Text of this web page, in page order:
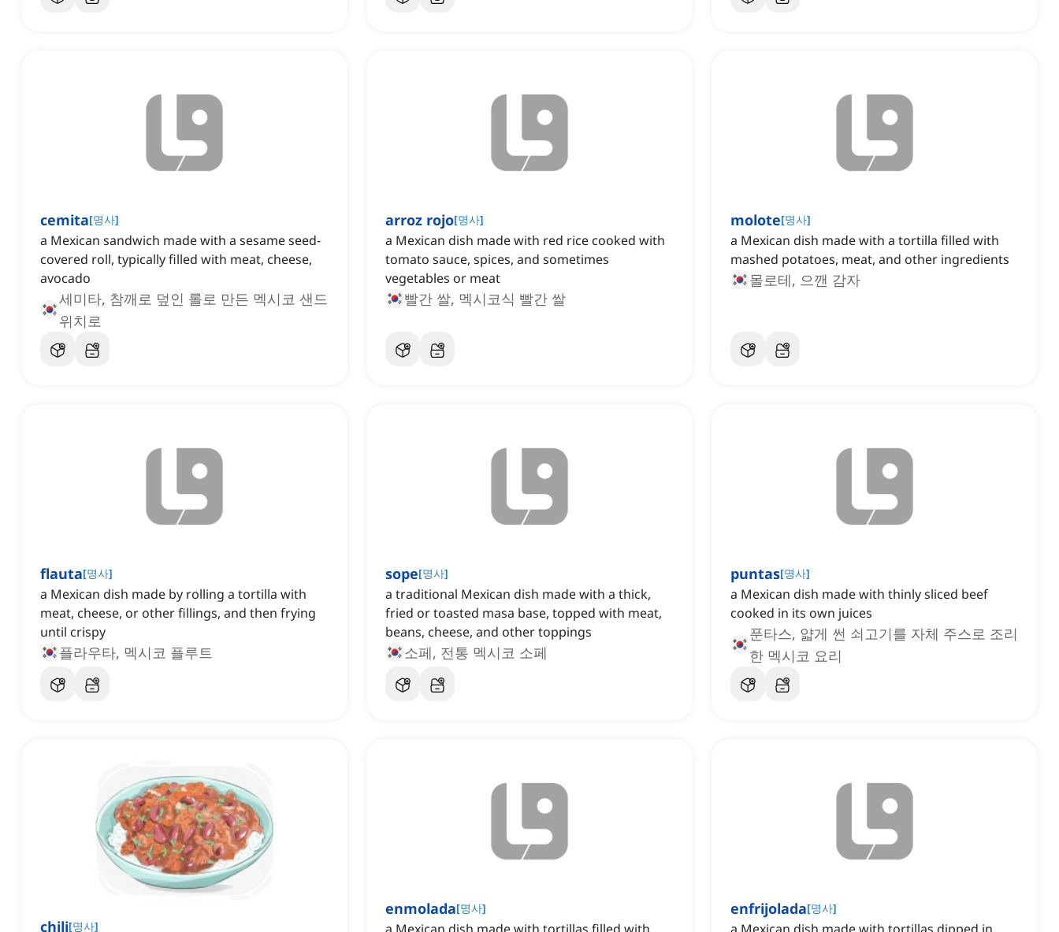
cemita[명사]
a Mexican sandwich made with a sesame seed-
covered roll, typically filled with meat, cheese,
avocado
세미타, 참깨로 덮인 롤로 만든 멕시코 샌드
위치로
arroz rojo[명사]
a Mexican dish made with red rice cooked with
tomato sauce, spices, and sometimes
vegetables or meat
빨간 쌀, 멕시코식 빨간 쌀
molote[명사]
a Mexican dish made with a tortilla filled with
mashed potatoes, meat, and other ingredients
몰로테, 으깬 감자
flauta[명사]
a Mexican dish made by rolling a tortilla with
meat, cheese, or other fillings, and then frying
until crispy
플라우타, 멕시코 플루트
sope[명사]
a traditional Mexican dish made with a thick,
fried or toasted masa base, topped with meat,
beans, cheese, and other toppings
소페, 전통 멕시코 소페
puntas[명사]
a Mexican dish made with thinly sliced beef
cooked in its own juices
푼타스, 얇게 썬 쇠고기를 자체 주스로 조리
한 멕시코 요리
chili[명사]
enmolada[명사] enfrijolada[명사]